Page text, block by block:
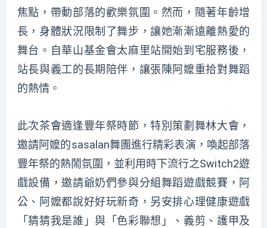
焦點，帶動部落的歡樂氛圍。然而，隨著年齡增
長，身體狀況限制了舞步，讓她漸漸遠離熱愛的
舞台。自華山基金會太麻里站開始到宅服務後，
站長與義工的長期陪伴，讓張陳阿嬤重拾對舞蹈
的熱情。
此次茶會適逢豐年祭時節，特別策劃舞林大會，
邀請阿嬤的sasalan舞團進行精彩表演，喚起部落
豐年祭的熱鬧氛圍，並利用時下流行之Switch2遊
戲設備，邀請爺奶們參與分組舞蹈遊戲競賽，阿
公、阿嬤都說好好玩新奇，另安排心理健康遊戲
「猜猜我是誰」與「色彩聯想」、義剪、護甲及